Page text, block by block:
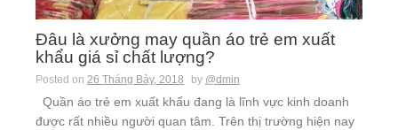
Đâu là xưởng may quần áo trẻ em xuất
khẩu giá sỉ chất lượng?
Posted on 26 Tháng Bảy, 2018 by @dmin
Quần áo trẻ em xuất khẩu đang là lĩnh vực kinh doanh
được rất nhiều người quan tâm. Trên thị trường hiện nay